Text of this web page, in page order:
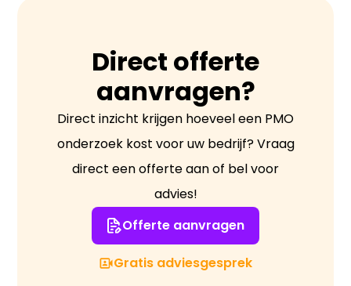
Direct offerte
aanvragen?
Direct inzicht krijgen hoeveel een PMO
onderzoek kost voor uw bedrijf? Vraag
direct een offerte aan of bel voor
advies!
Offerte aanvragen
Gratis adviesgesprek